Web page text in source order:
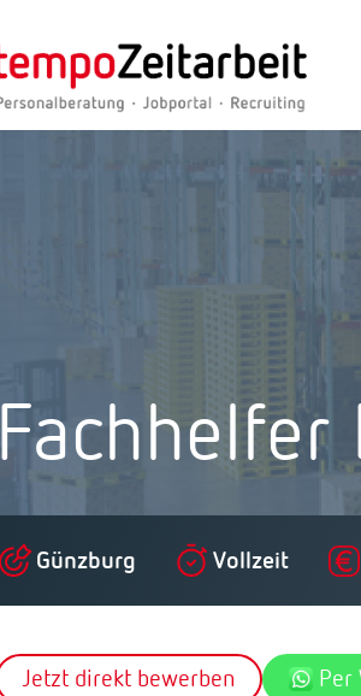
Günzburg Vollzeit
Jetzt direkt bewerben Per